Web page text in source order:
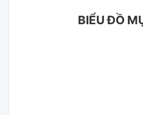
BIỂU ĐỒ